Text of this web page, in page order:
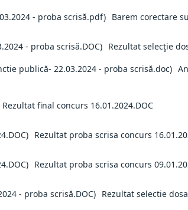
Barem corectare
Rezultat selecţie
Rezultat final concurs 16.01.2024.DOC
Rezultat proba scrisa concurs
Rezultat proba scrisa concurs
Rezultat selectie